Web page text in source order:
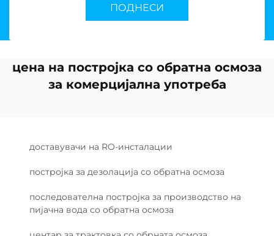
ПОДНЕСИ
цена на постројка со обратна осмоза
за комерцијална употреба
доставувачи на RO-инсталации
постројка за дезолација со обратна осмоза
последователна постројка за производство на
пијачна вода со обратна осмоза